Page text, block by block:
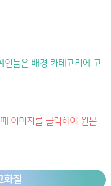
인들은 배경 카테고리에 고
이미지를 클릭하여 원본
화질